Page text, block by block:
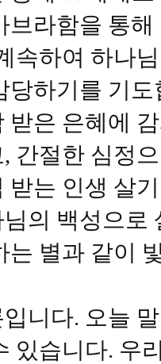
브라함을 통
속하여 하나
당하기를 기
받은 은혜에
, 간절한 심정
받는 인생 살
의 백성으로
는 별과 같이
입니다. 오늘
있습니다. 우